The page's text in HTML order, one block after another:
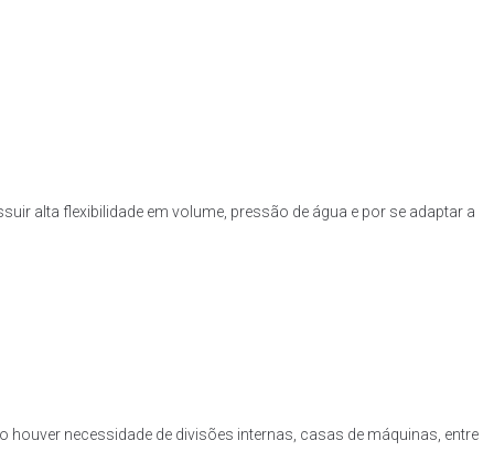
alta flexibilidade em volume, pressão de água e por se adaptar a
necessidade de divisões internas, casas de máquinas, entre